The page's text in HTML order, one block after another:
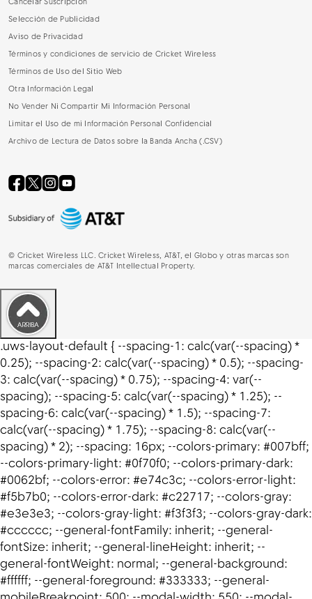
Cancelar Suscripción
Selección de Publicidad
Aviso de Privacidad
Términos y condiciones de servicio de Cricket Wireless
Términos de Uso del Sitio Web
Otra Información Legal
No Vender Ni Compartir Mi Información Personal
Limitar el Uso de mi Información Personal Confidencial
Archivo de Lectura de Datos sobre la Banda Ancha (.CSV)
© Cricket Wireless LLC. Cricket Wireless, AT&T, el Globo y otras marcas son
marcas comerciales de AT&T Intellectual Property.